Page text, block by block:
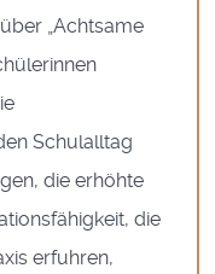
„Achtsame
Schulalltag
die erhöhte
die
erfuhren,